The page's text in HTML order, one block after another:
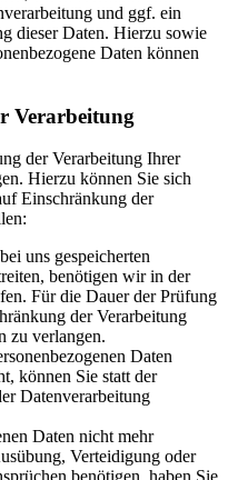
und ggf. ein
dieser Daten. Hierzu sowie
Daten können
Verarbeitung
der Verarbeitung Ihrer
Hierzu können Sie sich
Einschränkung der
uns gespeicherten
benötigen wir in der
Für die Dauer der Prüfung
der Verarbeitung
zu verlangen.
Daten
können Sie statt der
Datenverarbeitung
Daten nicht mehr
Verteidigung oder